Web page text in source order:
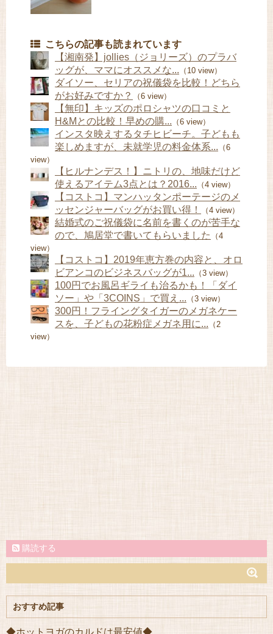
こちらの記事も読まれています
【湘南発】jollies（ジョリーズ）のプラバ
ッグが、ママにオススメな... （10 view）
ダイソー、セリアの祝儀袋を比較！どちら
がお好みですか？
（6 view）
【無印】キッズのポロシャツの口コミと
H&Mとの比較！早めの購... （6 view）
インスタ映えするタチヒビーチ。子どもも
楽しめますが、未就学児の料金体系... （6
view）
【ヒルナンデス！】ニトリの、地味だけど
使えるアイテム3点とは？2016... （4 view）
【コストコ】マンハッタンポーテージのメ
ッセンジャーバッグがお買い得！
（4 view）
結婚式のご祝儀袋に名前を書くのが苦手な
ので、鳩居堂で書いてもらいました
（4
view）
【コストコ】2019年恵方巻の内容と、オロ
ビアンコのビジネスバッグが1... （3 view）
100円でお風呂ギライも治るかも！「ダイ
ソー」や「3COINS」で買え... （3 view）
300円！フライングタイガーのメガネケー
スを、子どもの花粉症メガネ用に... （2
view）
購読する
おすすめ記事